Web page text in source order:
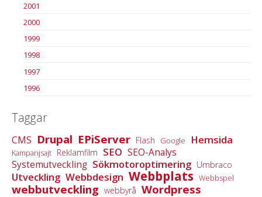
2001
2000
1999
1998
1997
1996
Taggar
CMS Drupal EPiServer Flash Google Hemsida
Kampanjsajt Reklamfilm SEO SEO-Analys
Systemutveckling Sökmotoroptimering Umbraco
Utveckling Webbdesign Webbplats Webbspel
webbutveckling webbyrå Wordpress